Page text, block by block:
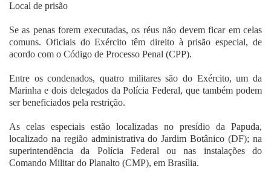
Local de prisão
Se as penas forem executadas, os réus não devem ficar em celas
comuns. Oficiais do Exército têm direito à prisão especial, de
acordo com o Código de Processo Penal (CPP).
Entre os condenados, quatro militares são do Exército, um da
Marinha e dois delegados da Polícia Federal, que também podem
ser beneficiados pela restrição.
As celas especiais estão localizadas no presídio da Papuda,
localizado na região administrativa do Jardim Botânico (DF); na
superintendência da Polícia Federal ou nas instalações do
Comando Militar do Planalto (CMP), em Brasília.